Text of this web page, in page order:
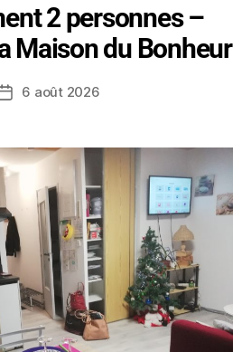
2 personnes –
Maison du Bonheur
6 août 2026